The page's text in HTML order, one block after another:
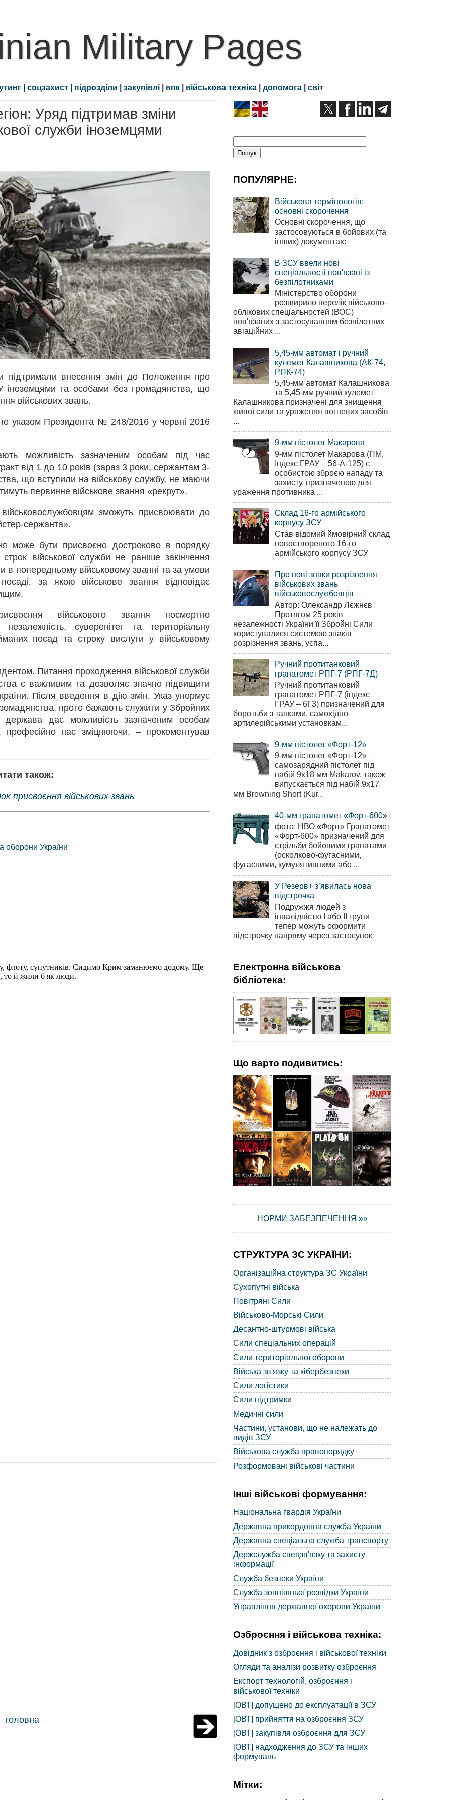
Military Pages
| соцзахист | підрозділи | закупівлі | впк | військова техніка | допомога | світ
Уряд підтримав зміни
служби іноземцями
підтримали внесення змін до Положення про
іноземцями та особами без громадянства, що
військових звань.
указом Президента № 248/2016 у червні 2016
можливість зазначеним особам під час
від 1 до 10 років (зараз 3 роки, сержантам 3-
що вступили на військову службу, не маючи
первинне військове звання «рекрут».
зможуть присвоювати до
сержанта».
може бути присвоєно достроково в порядку
військової служби не раніше закінчення
в попередньому військовому званні та за умови
за якою військове звання відповідає
військового звання посмертно
суверенітет та територіальну
посад та строку вислуги у військовому
Питання проходження військової служби
є важливим та дозволяє значно підвищити
Після введення в дію змін, Указ унормує
проте бажають служити у Збройних
дає можливість зазначеним особам
професійно нас зміцнюючи, – прокоментував
також:
присвоєння військових звань
оборони України
головна
ПОПУЛЯРНЕ:
Військова термінологія:
основні скорочення
Основні скорочення, що
застосовуються в бойових (та
інших) документах:
В ЗСУ ввели нові
спеціальності пов'язані із
безпілотниками
Міністерство оборони
розширило перелік військово-
облікових спеціальностей (ВОС)
пов'язаних з застосуванням безпілотних
авіаційних ...
5,45-мм автомат і ручний
кулемет Калашникова (АК-74,
РПК-74)
5,45-мм автомат Калашникова
та 5,45-мм ручний кулемет
Калашникова призначені для знищення
живої сили та ураження вогневих засобів
...
9-мм пістолет Макарова
9-мм пістолет Макарова (ПМ,
Індекс ГРАУ – 56-А-125) є
особистою зброєю нападу та
захисту, призначеною для
ураження противника ...
Склад 16-го армійського
корпусу ЗСУ
Став відомий ймовірний склад
новоствореного 16-го
армійського корпусу ЗСУ
Про нові знаки розрізнення
військових звань
військовослужбовців
Автор: Олександр Лєжнєв
Протягом 25 років
незалежності України її Збройні Сили
користувалися системою знаків
розрізнення звань, успа...
Ручний протитанковий
гранатомет РПГ-7 (РПГ-7Д)
Ручний протитанковий
гранатомет РПГ-7 (індекс
ГРАУ – 6Г3) призначений для
боротьби з танками, самохідно-
артилерійськими установкам...
9-мм пістолет «Форт-12»
9-мм пістолет «Форт-12» –
самозарядний пістолет під
набій 9х18 мм Makarov, також
випускається під набій 9х17
мм Browning Short (Kur...
40-мм гранатомет «Форт-600»
фото: НВО «Форт» Гранатомет
«Форт-600» призначений для
стрільби бойовими гранатами
(осколково-фугасними,
фугасними, кумулятивними або ...
У Резерв+ з’явилась нова
відстрочка
Подружжя людей з
інвалідністю І або ІІ групи
тепер можуть оформити
відстрочку напряму через застосунок
Електронна військова
бібліотека:
Що варто подивитись:
НОРМИ ЗАБЕЗПЕЧЕННЯ »»
СТРУКТУРА ЗС УКРАЇНИ:
Організаційна структура ЗС України
Сухопутні війська
Повітряні Сили
Військово-Морські Сили
Десантно-штурмові війська
Сили спеціальних операцій
Сили територіальної оборони
Війська зв'язку та кібербезпеки
Сили логістики
Сили підтримки
Медичні сили
Частини, установи, що не належать до
видів ЗСУ
Військова служба правопорядку
Розформовані військові частини
Інші військові формування:
Національна гвардія України
Державна прикордонна служба України
Державна спеціальна служба транспорту
Держслужба спецзв'язку та захисту
інформації
Служба безпеки України
Служба зовнішньої розвідки України
Управління державної охорони України
Озброєння і військова техніка:
Довідник з озброєння і військової техніки
Огляди та аналізи розвитку озброєння
Експорт технологій, озброєння і
військової техніки
[ОВТ] допущено до експлуатації в ЗСУ
[ОВТ] прийняття на озброєння ЗСУ
[ОВТ] закупівля озброєння для ЗСУ
[ОВТ] надходження до ЗСУ та інших
формувань
Мітки: